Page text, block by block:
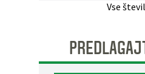
Vse